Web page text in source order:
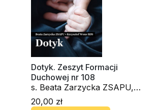
Dotyk. Zeszyt Formacji
Duchowej nr 108
s. Beata Zarzycka ZSAPU,
ks. Krzysztof Wons SDS
20,00 zł